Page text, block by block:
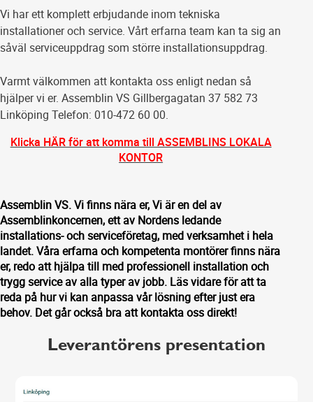
Vi har ett komplett erbjudande inom tekniska
installationer och service. Vårt erfarna team kan ta sig an
såväl serviceuppdrag som större installationsuppdrag.
Varmt välkommen att kontakta oss enligt nedan så
hjälper vi er. Assemblin VS Gillbergagatan 37 582 73
Linköping Telefon: 010-472 60 00.
Klicka HÄR för att komma till ASSEMBLINS LOKALA
KONTOR
Assemblin VS. Vi finns nära er, Vi är en del av
Assemblinkoncernen, ett av Nordens ledande
installations- och serviceföretag, med verksamhet i hela
landet. Våra erfarna och kompetenta montörer finns nära
er, redo att hjälpa till med professionell installation och
trygg service av alla typer av jobb. Läs vidare för att ta
reda på hur vi kan anpassa vår lösning efter just era
behov. Det går också bra att kontakta oss direkt!
Leverantörens presentation